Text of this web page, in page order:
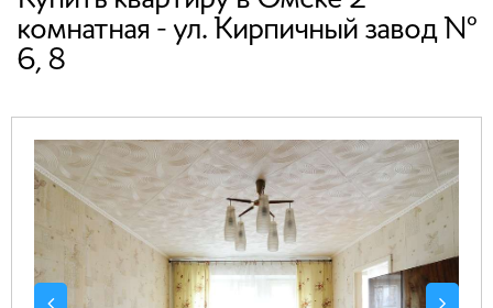
комнатная - ул. Кирпичный завод №
6, 8